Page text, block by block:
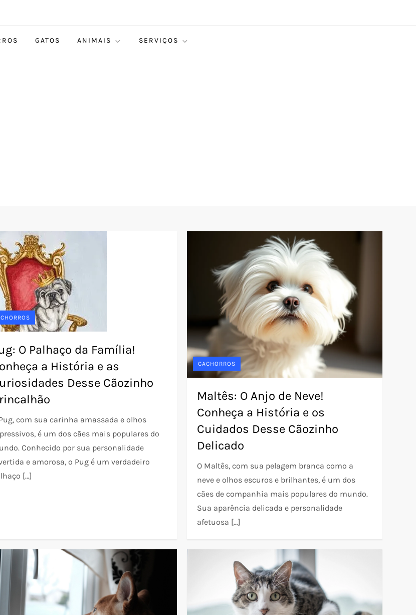
GATOS ANIMAIS SERVIÇOS
O Palhaço da Família!
a História e as
Desse Cãozinho
com sua carinha amassada e olhos
é um dos cães mais populares do
Conhecido por sua personalidade
e amorosa, o Pug é um verdadeiro
[…]
CACHORROS
Maltês: O Anjo de Neve!
Conheça a História e os
Cuidados Desse Cãozinho
Delicado
O Maltês, com sua pelagem branca como a
neve e olhos escuros e brilhantes, é um dos
cães de companhia mais populares do mundo.
Sua aparência delicada e personalidade
afetuosa […]